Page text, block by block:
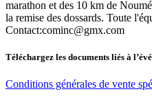
marathon et des 10 km de
la remise des dossards. Toute
Contact:cominc@gmx.com
Téléchargez les documents liés à
Conditions générales de vente